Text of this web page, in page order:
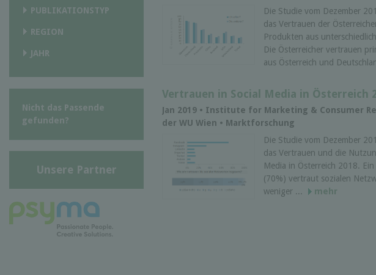
Die Studie vom Dezember
das Vertrauen der
Produkten aus
Die Österreicher vertrauen
aus Österreich und
Vertrauen in Social Media in Österreich
Jan 2019 • Institute for Marketing & Consumer
der WU Wien • Marktforschung
Die Studie vom Dezember
das Vertrauen und die
Media in Österreich 2018.
(70%) vertraut sozialen
weniger ...
mehr
PUBLIKATIONSTYP
REGION
JAHR
Nicht das Passende
gefunden?
Unsere Partner